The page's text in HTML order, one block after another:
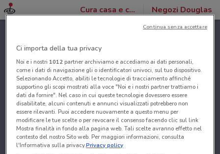
Cura casa e corpo Negozi Douglas
Ci importa della tua privacy
Noi e i nostri 1012partner archiviamo e accediamo ai dati personali,
come i dati di navigazione gli o identificatori univoci, sul tuo dispositivo.
Selezionando Accetto, abiliti le tecnologie di tracciamento affinché
supportino gli scopi mostrati alla voce "Noi e i nostri partner trattiamo i
dati da fornire". Nel caso in cui queste tecnologie dovessero essere
disabilitate, alcuni contenuti e annunci visualizzati potrebbero non
essere rilevanti. Puoi accedere nuovamente a questo menu per
modificare le tue scelte o per revocare il consenso facendo clic sul link
Mostra finalità in fondo alla pagina web. Tali scelte avranno effetto nel
contesto del nostro Sito web. Per maggiori informazioni, consulta
l'Informativa sulla privacy.Privacy policy
Continua senza accettare